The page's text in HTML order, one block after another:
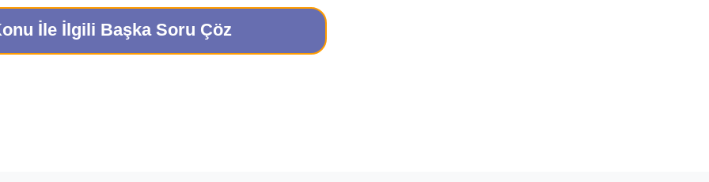
İle İlgili Başka Soru Çöz